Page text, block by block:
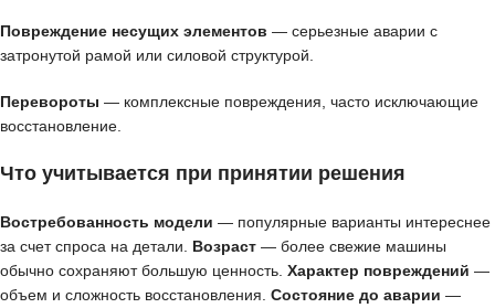
Повреждение несущих элементов — серьезные аварии с
затронутой рамой или силовой структурой.
Перевороты — комплексные повреждения, часто исключающие
восстановление.
Что учитывается при принятии решения
Востребованность модели — популярные варианты интереснее
за счет спроса на детали. Возраст — более свежие машины
обычно сохраняют большую ценность. Характер повреждений —
объем и сложность восстановления. Состояние до аварии —